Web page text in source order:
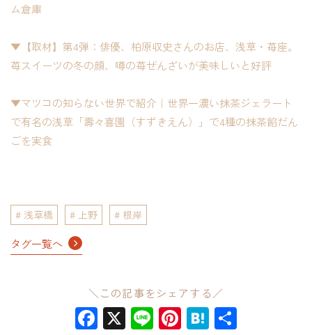
ム倉庫
▼【取材】第4弾：俳優、柏原収史さんのお店、浅草・苺座。
苺スイーツの冬の顔、噂の苺ぜんざいが美味しいと好評
▼マツコの知らない世界で紹介｜世界一濃い抹茶ジェラート
で有名の浅草「壽々喜園（すずきえん）」で4種の抹茶餡だん
ごを実食
浅草橋 上野 根岸
タグ一覧へ
＼この記事をシェアする／
Facebook
X LinePinterest
Hatena